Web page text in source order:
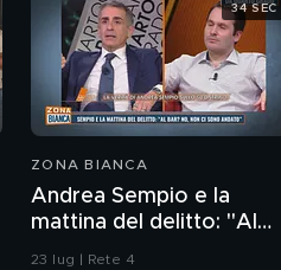
ZONA BIANCA
Andrea Sempio e la
mattina del delitto: "Al
bar' No, non ci sono
23 lug | Rete 4
34 SEC